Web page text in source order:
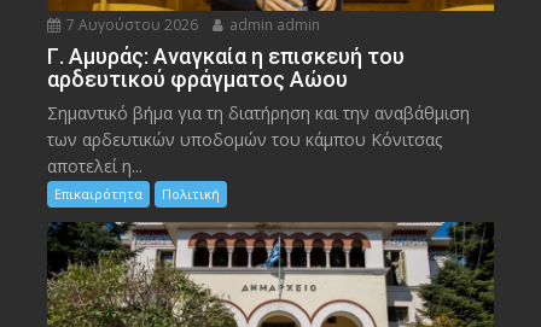
7 Αυγούστου 2026 admin admin
Γ. Αμυράς: Αναγκαία η επισκευή του
αρδευτικού φράγματος Αώου
Σημαντικό βήμα για τη διατήρηση και την αναβάθμιση
των αρδευτικών υποδομών του κάμπου Κόνιτσας
αποτελεί η...
Επικαιρότητα Πολιτική